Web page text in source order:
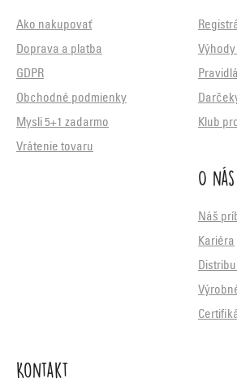
Ako nakupovať
Doprava a platba
GDPR
Obchodné podmienky
Mysli 5+1 zadarmo
Vrátenie tovaru
Pravidlá
Klub
O nás
Náš
Kariéra
Kontakt